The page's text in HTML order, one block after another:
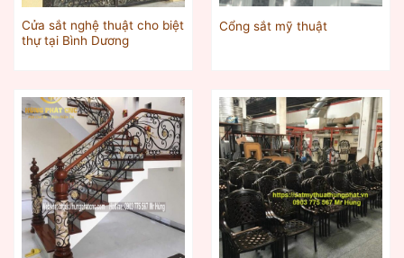
Cửa sắt nghệ thuật cho biệt
thự tại Bình Dương
Cổng sắt mỹ thuật